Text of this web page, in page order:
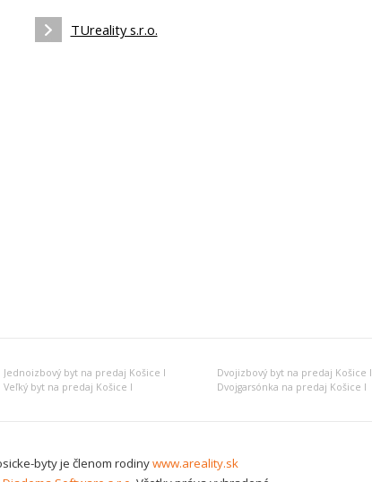
TUreality s.r.o.
Jednoizbový byt na predaj Košice I Dvojizbový byt na predaj Košice I
Veľký byt na predaj Košice I Dvojgarsónka na predaj Košice I
byty je členom rodinywww.areality.sk